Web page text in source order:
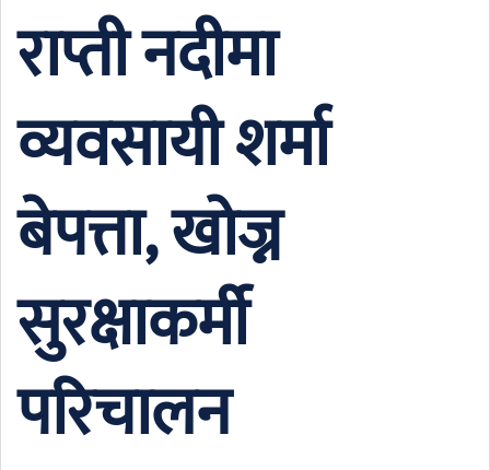
राप्ती नदीमा
व्यवसायी शर्मा
बेपत्ता, खोज्न
सुरक्षाकर्मी
परिचालन